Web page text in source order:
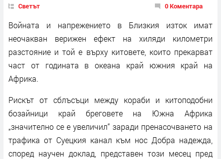
Светът 0 Коментара
Войната и напрежението в Близкия изток имат
неочакван верижен ефект на хиляди километри
разстояние и той е върху китовете, които прекарват
част от годината в океана край южния край на
Африка.
Рискът от сблъсъци между кораби и китоподобни
бозайници край бреговете на Южна Африка
„значително се е увеличил“ заради пренасочването на
трафика от Суецкия канал към нос Добра надежда,
според научен доклад, представен този месец пред